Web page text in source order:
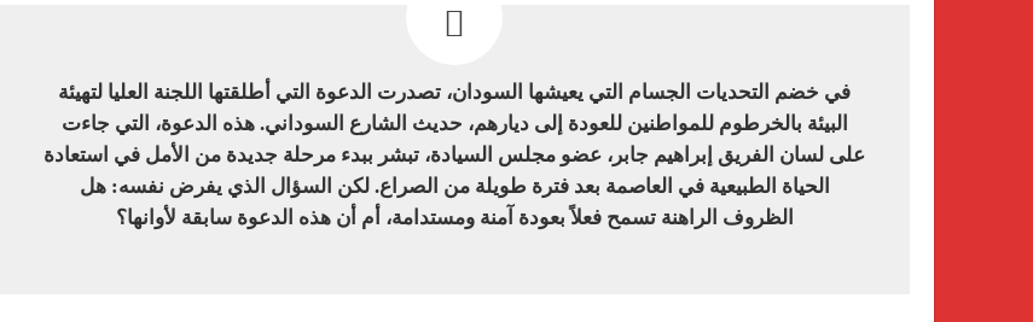
في خضم التحديات الجسام التي يعيشها السودان، تصدرت الدعوة التي أطلقتها اللجنة العليا لتهيئة
البيئة بالخرطوم للمواطنين للعودة إلى ديارهم، حديث الشارع السوداني. هذه الدعوة، التي جاءت
على لسان الفريق إبراهيم جابر، عضو مجلس السيادة، تبشر ببدء مرحلة جديدة من الأمل في استعادة
الحياة الطبيعية في العاصمة بعد فترة طويلة من الصراع. لكن السؤال الذي يفرض نفسه: هل
الظروف الراهنة تسمح فعلاً بعودة آمنة ومستدامة، أم أن هذه الدعوة سابقة لأوانها؟